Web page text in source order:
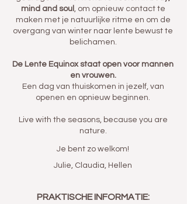
mind and soul , om opnieuw contact te
maken met je natuurlijke ritme en om de
overgang van winter naar lente bewust te
belichamen.
De Lente Equinox staat open voor mannen
en vrouwen.
Een dag van thuiskomen in jezelf, van
openen en opnieuw beginnen.
Live with the seasons, because you are
nature.
Je bent zo welkom!
Julie, Claudia, Hellen
PRAKTISCHE INFORMATIE: